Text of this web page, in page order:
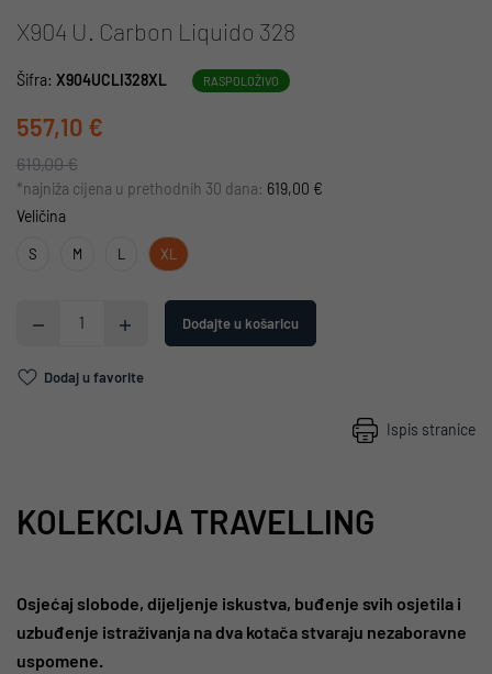
X904 U. Carbon Liquido 328
Šifra: X904UCLI328XL RASPOLOŽIVO
557,10 €
619,00 €
*najniža cijena u prethodnih 30 dana: 619,00 €
Veličina
S M L XL
Dodajte u košaricu
Dodaj u favorite
Ispis stranice
KOLEKCIJA TRAVELLING
Osjećaj slobode, dijeljenje iskustva, buđenje svih osjetila i
uzbuđenje istraživanja na dva kotača stvaraju nezaboravne
uspomene.